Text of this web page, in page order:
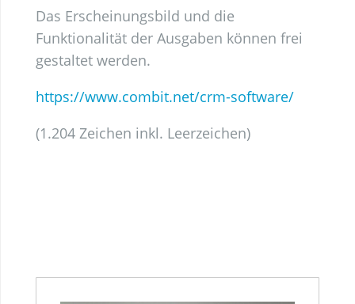
Das Erscheinungsbild und die
Funktionalität der Ausgaben können frei
gestaltet werden.
https://www.combit.net/crm-software/
(1.204 Zeichen inkl. Leerzeichen)